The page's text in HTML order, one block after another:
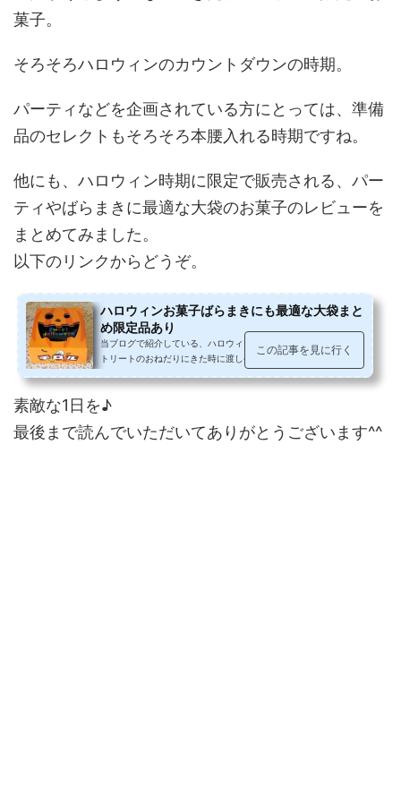
菓子。
そろそろハロウィンのカウントダウンの時期。
パーティなどを企画されている方にとっては、準備
品のセレクトもそろそろ本腰入れる時期ですね。
他にも、ハロウィン時期に限定で販売される、パー
ティやばらまきに最適な大袋のお菓子のレビューを
まとめてみました。
以下のリンクからどうぞ。
ハロウィンお菓子ばらまきにも最適な大袋まと
め限定品あり
当ブログで紹介している、ハロウィンパーティや、トリックオア
トリートのおねだりにきた時に渡しやすい、ばらまきにも最適な
この記事を見に行く
素敵な1日を♪
最後まで読んでいただいてありがとうございます^^